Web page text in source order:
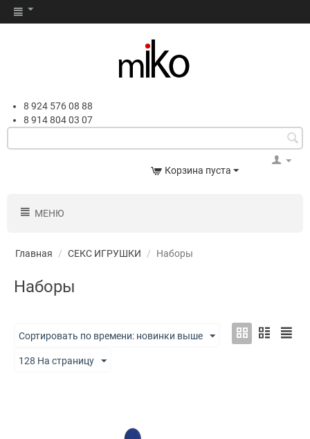
8 924 576 08 88
8 914 804 03 07
Корзина пуста
МЕНЮ
Главная / СЕКС ИГРУШКИ / Наборы
Наборы
Сортировать по времени: новинки выше
128 На страницу